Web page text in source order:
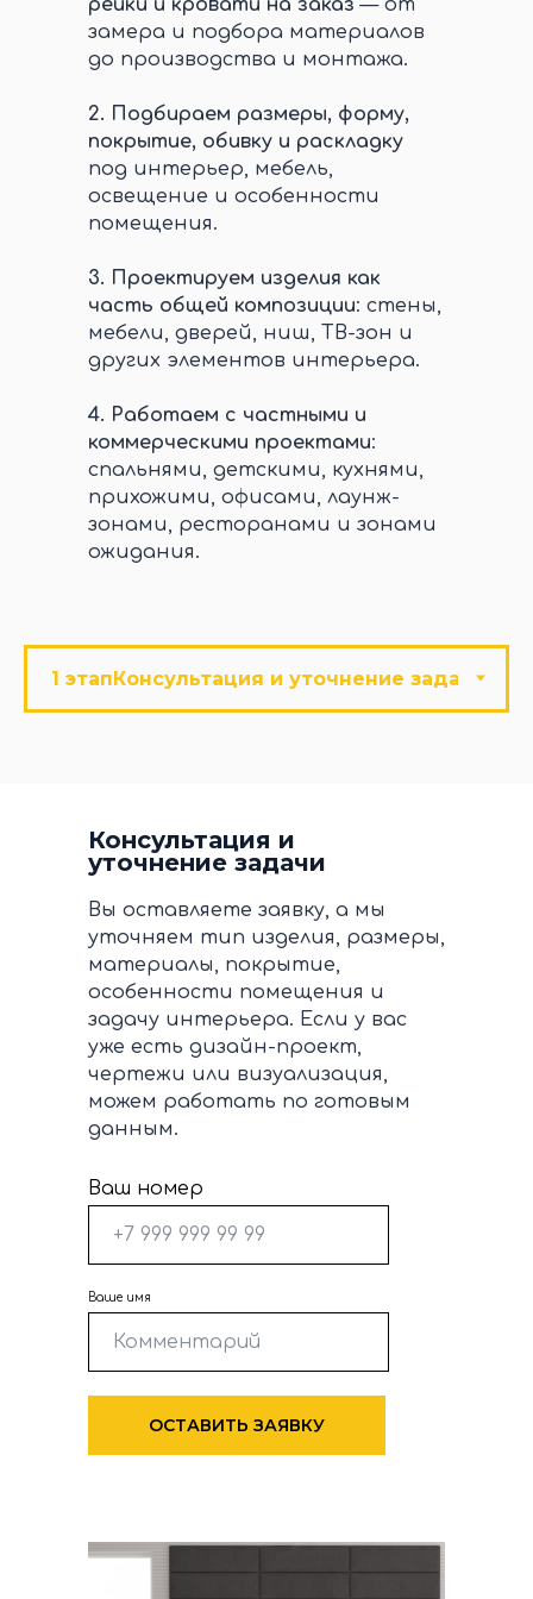
рейки и кровати на заказ — от
замера и подбора материалов
до производства и монтажа.
2. Подбираем размеры, форму,
покрытие, обивку и раскладку
под интерьер, мебель,
освещение и особенности
помещения.
3. Проектируем изделия как
часть общей композиции: стены,
мебели, дверей, ниш, ТВ-зон и
других элементов интерьера.
4. Работаем с частными и
коммерческими проектами:
спальнями, детскими, кухнями,
прихожими, офисами, лаунж-
зонами, ресторанами и зонами
ожидания.
Консультация и
уточнение задачи
Вы оставляете заявку, а мы
уточняем тип изделия, размеры,
материалы, покрытие,
особенности помещения и
задачу интерьера. Если у вас
уже есть дизайн-проект,
чертежи или визуализация,
можем работать по готовым
данным.
Ваш номер
Ваше имя
ОСТАВИТЬ ЗАЯВКУ